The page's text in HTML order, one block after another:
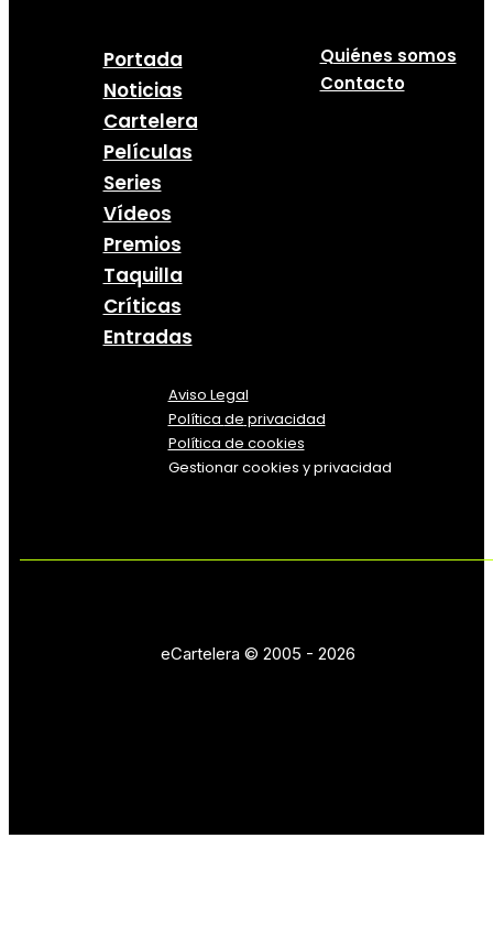
Portada
Noticias
Cartelera
Películas
Series
Vídeos
Premios
Taquilla
Críticas
Entradas
Quiénes somos
Contacto
Aviso Legal
Política de privacidad
Política de cookies
Gestionar cookies y privacidad
eCartelera © 2005 - 2026